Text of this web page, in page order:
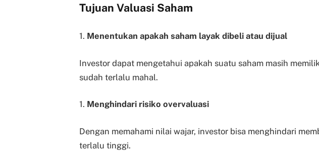
Tujuan Valuasi Saham
1. Menentukan apakah saham layak dibeli atau dijual
Investor dapat mengetahui apakah suatu saham masih
sudah terlalu mahal.
1. Menghindari risiko overvaluasi
Dengan memahami nilai wajar, investor bisa menghindari
terlalu tinggi.